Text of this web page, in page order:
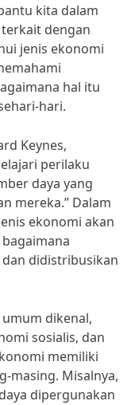
kita dalam
dengan
jenis ekonomi
hal itu
hari.
Keynes,
perilaku
daya yang
mereka.” Dalam
ekonomi akan
didistribusikan
dikenal,
sosialis, dan
memiliki
masing. Misalnya,
dipergunakan